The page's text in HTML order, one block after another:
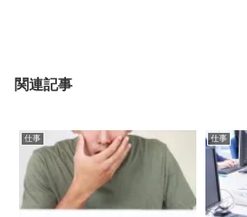
関連記事
仕事 仕事